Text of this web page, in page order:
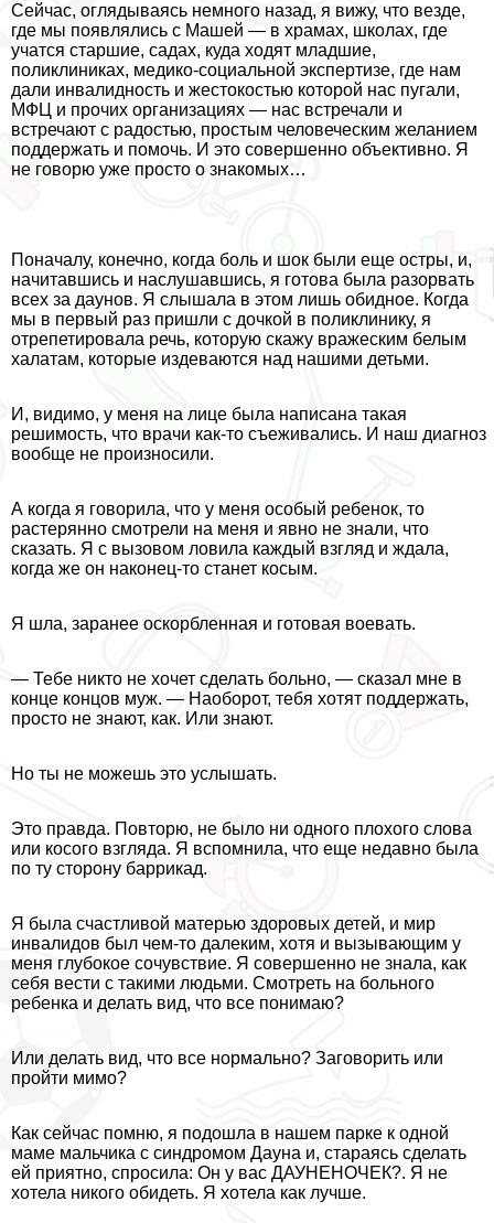
Сейчас, оглядываясь немного назад, я вижу, что везде,
где мы появлялись с Машей — в храмах, школах, где
учатся старшие, садах, куда ходят младшие,
поликлиниках, медико-социальной экспертизе, где нам
дали инвалидность и жестокостью которой нас пугали,
МФЦ и прочих организациях — нас встречали и
встречают с радостью, простым человеческим желанием
поддержать и помочь. И это совершенно объективно. Я
не говорю уже просто о знакомых…
Поначалу, конечно, когда боль и шок были еще остры, и,
начитавшись и наслушавшись, я готова была разорвать
всех за дayнов. Я слышала в этом лишь обидное. Когда
мы в первый раз пришли с дочкой в поликлинику, я
отрепетировала речь, которую скажу вражеским белым
халатам, которые издеваются над нашими детьми.
И, видимо, у меня на лице была написана такая
решимость, что врачи как-то съеживались. И наш диагноз
вообще не произносили.
А когда я говорила, что у меня особый ребенок, то
растерянно смотрели на меня и явно не знали, что
сказать. Я с вызовом ловила каждый взгляд и ждала,
когда же он наконец-то станет косым.
Я шла, заранее оскорбленная и готовая воевать.
— Тебе никто не хочет сделать больно, — сказал мне в
конце концов муж. — Наоборот, тебя хотят поддержать,
просто не знают, как. Или знают.
Но ты не можешь это услышать.
Это правда. Повторю, не было ни одного плохого слова
или косого взгляда. Я вспомнила, что еще недавно была
по ту сторону баррикад.
Я была счастливой матерью здоровых детей, и мир
инвалидов был чем-то далеким, хотя и вызывающим у
меня глубокое сочувствие. Я совершенно не знала, как
себя вести с такими людьми. Смотреть на больного
ребенка и делать вид, что все понимаю?
Или делать вид, что все нормально? Заговорить или
пройти мимо?
Как сейчас помню, я подошла в нашем парке к одной
маме мальчика с синдромом Дayна и, стараясь сделать
ей приятно, спросила: Он у вас ДАУНЕНОЧЕК?. Я не
хотела никого обидеть. Я хотела как лучше.